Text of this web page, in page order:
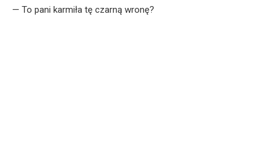
— To pani karmiła tę czarną wronę?